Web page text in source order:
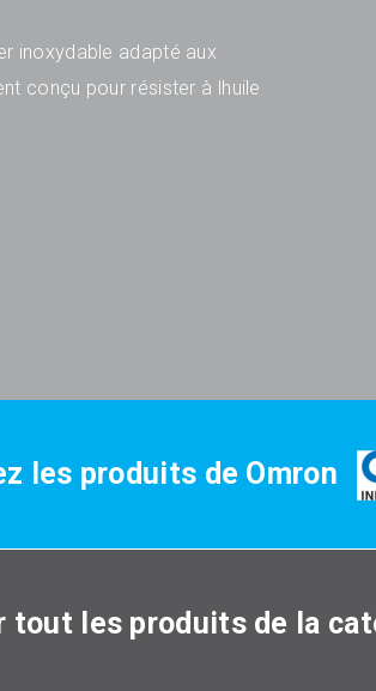
inoxydable adapté aux
conçu pour résister à lhuile
les produits de Omron
tout les produits de la